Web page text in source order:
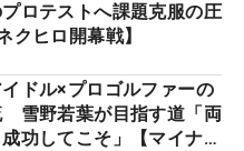
ロテストへ課題克服の圧
クヒロ開幕戦】
ドル×プロゴルファーの
雪野若葉が目指す道「両
功してこそ」【マイナビ